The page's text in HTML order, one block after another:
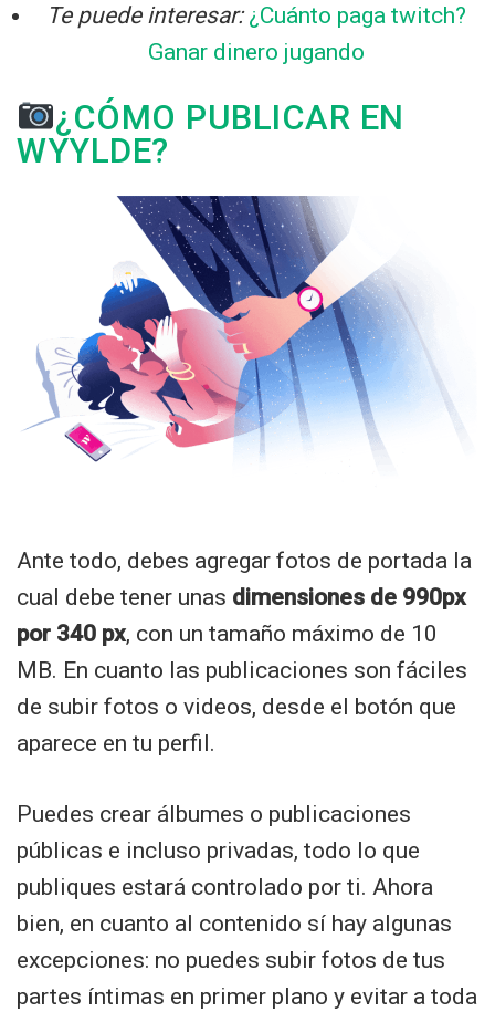
Te puede interesar: ¿Cuánto paga twitch?
Ganar dinero jugando
¿CÓMO PUBLICAR EN
WYYLDE?
Ante todo, debes agregar fotos de portada la
cual debe tener unas dimensiones de 990px
por 340 px, con un tamaño máximo de 10
MB. En cuanto las publicaciones son fáciles
de subir fotos o videos, desde el botón que
aparece en tu perfil.
Puedes crear álbumes o publicaciones
públicas e incluso privadas, todo lo que
publiques estará controlado por ti. Ahora
bien, en cuanto al contenido sí hay algunas
excepciones: no puedes subir fotos de tus
partes íntimas en primer plano y evitar a toda